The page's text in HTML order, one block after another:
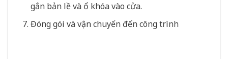
gắn bản lề và ổ khóa vào cửa.
Đóng gói và vận chuyển đến công trình